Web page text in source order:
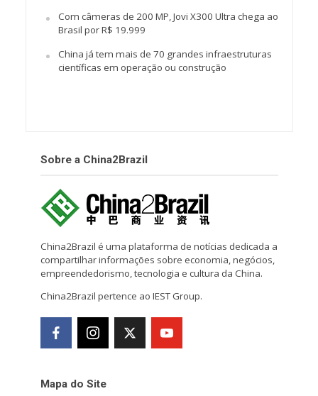
Com câmeras de 200 MP, Jovi X300 Ultra chega ao
Brasil por R$ 19.999
China já tem mais de 70 grandes infraestruturas
científicas em operação ou construção
Sobre a China2Brazil
China2Brazil é uma plataforma de notícias dedicada a
compartilhar informações sobre economia, negócios,
empreendedorismo, tecnologia e cultura da China.
China2Brazil pertence ao IEST Group.
Mapa do Site